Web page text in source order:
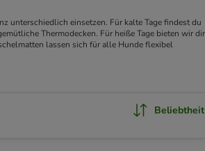
unterschiedlich einsetzen. Für kalte Tage findest du
Thermodecken. Für heiße Tage bieten wir dir
lassen sich für alle Hunde flexibel
Beliebtheit